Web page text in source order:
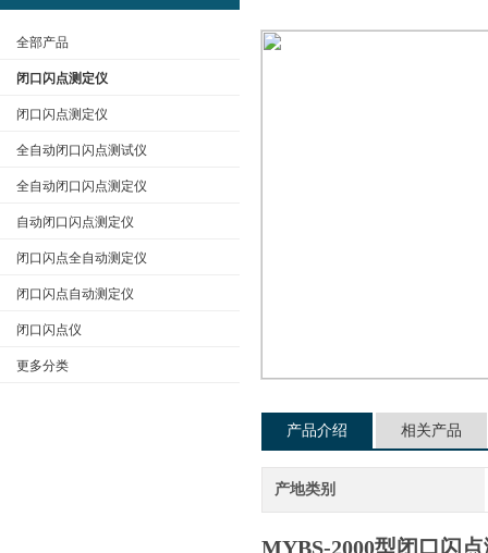
全部产品
闭口闪点测定仪
闭口闪点测定仪
全自动闭口闪点测试仪
全自动闭口闪点测定仪
自动闭口闪点测定仪
闭口闪点全自动测定仪
闭口闪点自动测定仪
闭口闪点仪
更多分类
产品介绍 相关产品
产地类别
MYBS-2000型闭口闪